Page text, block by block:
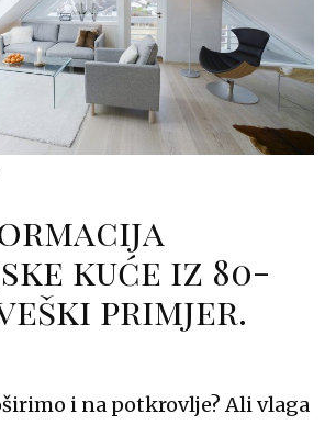
kuće iz 80-
primjer.
i na potkrovlje? Ali vlaga